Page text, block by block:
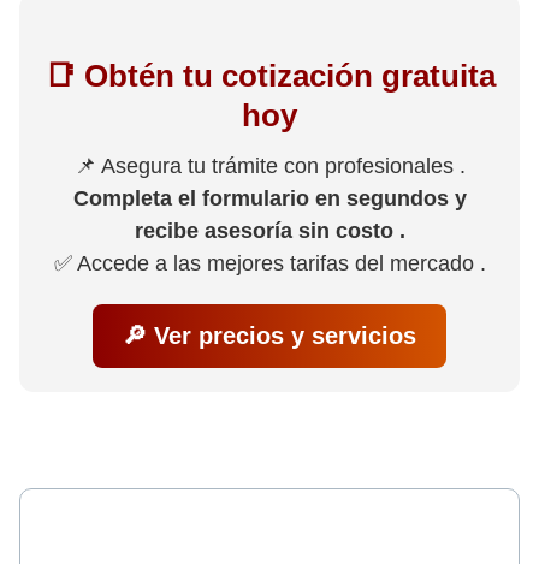
📑 Obtén tu cotización gratuita
hoy
📌 Asegura tu trámite con profesionales .
Completa el formulario en segundos y
recibe asesoría sin costo .
✅ Accede a las mejores tarifas del mercado .
🔎 Ver precios y servicios